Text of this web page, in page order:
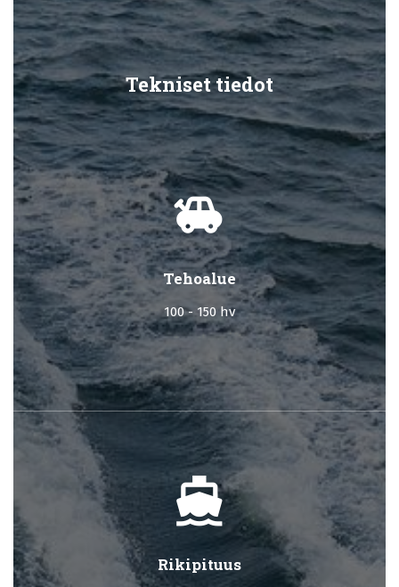
Tekniset tiedot
toys
Tehoalue
100 - 150 hv
directions_boat
Rikipituus